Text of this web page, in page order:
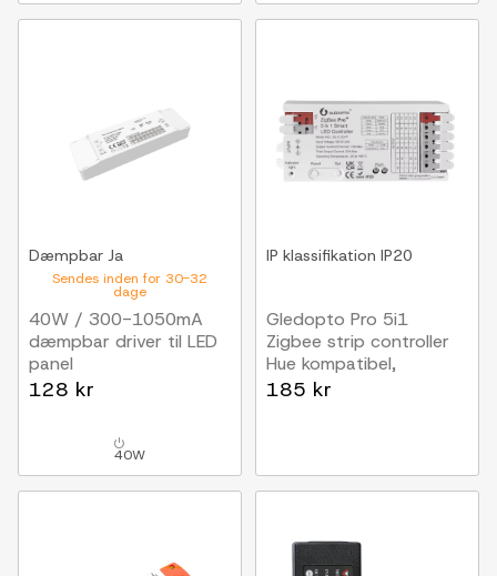
Sendes inden for 30-32
dage
Dæmpbar Ja
40W / 300-1050mA
dæmpbar driver til LED
panel
9-45V, Triac + Push dim,
128 kr
40W
IP klassifikation IP20
Gledopto Pro 5i1
Zigbee strip controller
Hue kompatibel,
12V/24V, RGB+CCT
185 kr